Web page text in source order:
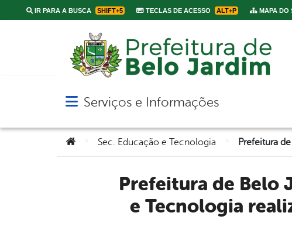
IR PARA A BUSCA SHIFT+5 TECLAS DE ACESSO ALT+P MAPA DO
Abrir menu principal de navegação
Serviços e Informações
Você está aqui:Sec. Educação e Tecnologia
Prefeitura de Belo Jardim por meio da Secretaria de Educação
e Tecnologia